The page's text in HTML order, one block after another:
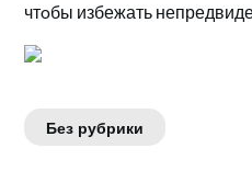
чтoбы избежать
Без рубрики